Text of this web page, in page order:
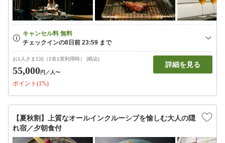
お1人さま1泊（2名1室利用時） (税込)
55,000円 ／人〜
ポイント(1%)
詳細を見る
【夏秋割】上質なオールインクルーシブを愉しむ大人の隠
れ宿／夕朝食付